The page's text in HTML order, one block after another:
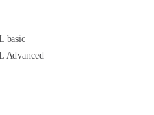
basic
Advanced